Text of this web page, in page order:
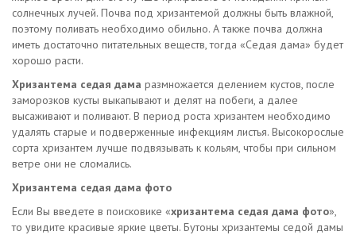
солнечных лучей. Почва под хризантемой должны быть влажной,
поэтому поливать необходимо обильно. А также почва должна
иметь достаточно питательных веществ, тогда «Седая дама» будет
хорошо расти.
Хризантема седая дама размножается делением кустов, после
заморозков кусты выкапывают и делят на побеги, а далее
высаживают и поливают. В период роста хризантем необходимо
удалять старые и подверженные инфекциям листья. Высокорослые
сорта хризантем лучше подвязывать к кольям, чтобы при сильном
ветре они не сломались.
Хризантема седая дама фото
Если Вы введете в поисковике «хризантема седая дама фото»,
то увидите красивые яркие цветы. Бутоны хризантемы седой дамы